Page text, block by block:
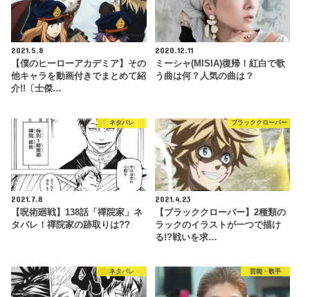
2021.5.8
【僕のヒーローアカデミア】その
他キャラを動画付きでまとめて紹
介!!〔士傑…
2020.12.11
ミーシャ(MISIA)復帰！紅白で歌
う曲は何？人気の曲は？
ネタバレ
2021.7.8
【呪術廻戦】138話「禪院家」ネ
タバレ！禪院家の跡取りは??
ブラッククローバー
2021.4.23
【ブラッククローバー】2種類の
ラックのイラストが一つで描け
る!?戦いを求…
ネタバレ 芸能・歌手